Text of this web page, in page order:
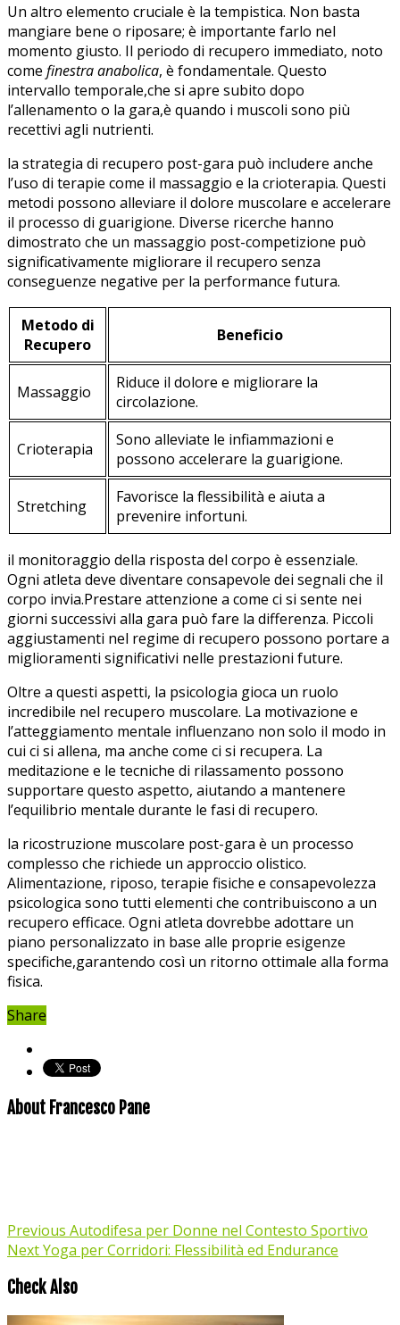
Un altro elemento cruciale è la tempistica. Non basta
mangiare bene​ o riposare; è importante farlo nel⁤
momento giusto. Il​ periodo di recupero immediato, noto
come finestra anabolica, è fondamentale. Questo
intervallo temporale,che⁤ si apre ​subito⁤ dopo
l’allenamento o la gara,è quando i muscoli sono più
recettivi agli nutrienti.
la strategia‌ di recupero post-gara può includere anche
l’uso ⁢di terapie come il massaggio e la crioterapia. Questi​
metodi possono alleviare il dolore muscolare e accelerare
il processo di⁤ guarigione. Diverse⁢ ricerche hanno
dimostrato che un massaggio post-competizione può
significativamente migliorare il ​recupero senza
conseguenze‌ negative ⁣per la performance futura.
Metodo di
Recupero
Beneficio
Massaggio
Riduce il dolore e migliorare la
circolazione.
Crioterapia
Sono alleviate le infiammazioni e
possono⁢ accelerare la guarigione.
Stretching
Favorisce la flessibilità e aiuta a
prevenire infortuni.
il monitoraggio della‍ risposta del corpo è essenziale.
Ogni atleta deve diventare⁤ consapevole dei ⁤segnali che il
corpo invia.Prestare attenzione a come ci si sente nei
giorni successivi alla gara può fare ‍la differenza. Piccoli
aggiustamenti nel regime di‍ recupero possono portare a
miglioramenti significativi nelle‍ prestazioni future.
Oltre a questi​ aspetti, la psicologia gioca un ⁤ruolo
‌incredibile nel recupero⁢ muscolare. La motivazione e
l’atteggiamento mentale ⁢influenzano non solo il⁢ modo in‍
cui ci si allena, ma anche come ci si recupera. La
‌meditazione‌ e le tecniche di rilassamento possono
supportare questo aspetto, aiutando ⁣a mantenere
l’equilibrio mentale durante⁣ le fasi​ di recupero.
la ricostruzione muscolare post-gara⁢ è un processo
complesso ​che richiede ‌un approccio olistico.
⁤Alimentazione, riposo, terapie ‍fisiche e consapevolezza
psicologica sono tutti elementi che contribuiscono a un
recupero efficace. Ogni ⁤atleta ‍dovrebbe adottare⁤ un
piano personalizzato ⁣in base alle proprie esigenze
specifiche,garantendo così un‌ ritorno ottimale ⁢alla forma
fisica.
Share
About Francesco Pane
Previous Autodifesa per Donne nel Contesto Sportivo
NextYoga per Corridori: Flessibilità ed Endurance
Check Also